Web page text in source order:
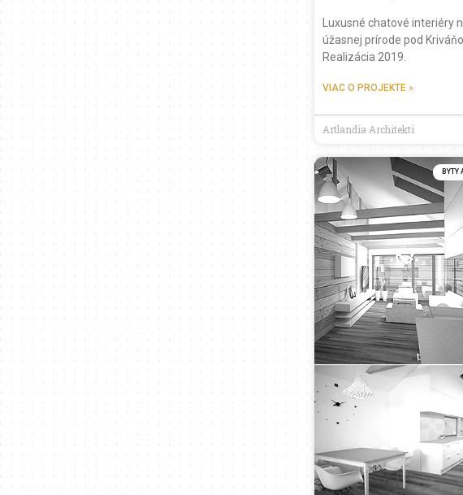
Luxusné chatové interiéry
úžasnej prírode pod
Realizácia 2019.
VIAC O PROJEKTE »
Artlandia Architekti
BYTY